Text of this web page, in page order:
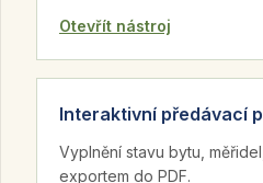
Otevřít nástroj
Interaktivní předávací
Vyplnění stavu bytu,
exportem do PDF.